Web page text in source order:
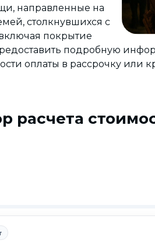
направленные на
столкнувшихся с
покрытие
подробную
оплаты в рассрочку или
расчета